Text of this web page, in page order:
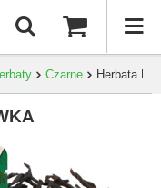
Czarne Herbata